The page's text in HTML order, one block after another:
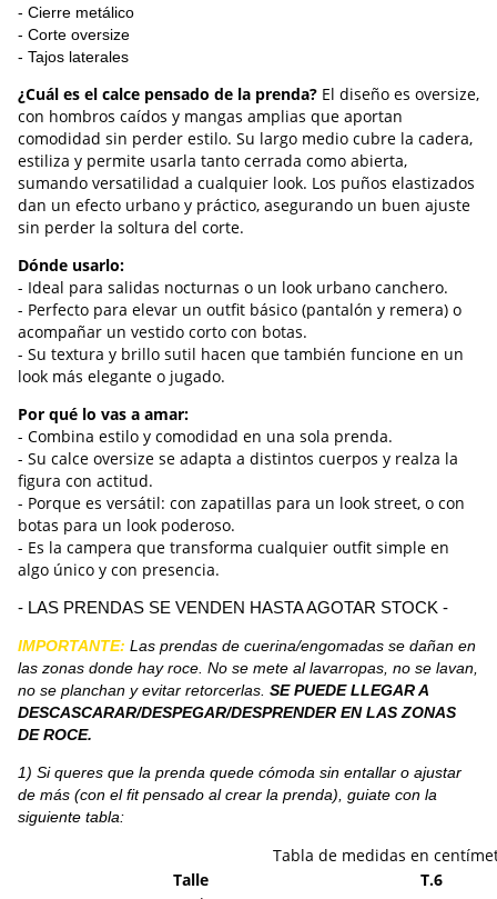
- Cierre metálico
- Corte oversize
- Tajos laterales
¿Cuál es el calce pensado de la prenda? El diseño es oversize,
con hombros caídos y mangas amplias que aportan
comodidad sin perder estilo. Su largo medio cubre la cadera,
estiliza y permite usarla tanto cerrada como abierta,
sumando versatilidad a cualquier look. Los puños elastizados
dan un efecto urbano y práctico, asegurando un buen ajuste
sin perder la soltura del corte.
Dónde usarlo:
- Ideal para salidas nocturnas o un look urbano canchero.
- Perfecto para elevar un outfit básico (pantalón y remera) o
acompañar un vestido corto con botas.
- Su textura y brillo sutil hacen que también funcione en un
look más elegante o jugado.
Por qué lo vas a amar:
- Combina estilo y comodidad en una sola prenda.
- Su calce oversize se adapta a distintos cuerpos y realza la
figura con actitud.
- Porque es versátil: con zapatillas para un look street, o con
botas para un look poderoso.
- Es la campera que transforma cualquier outfit simple en
algo único y con presencia.
- LAS PRENDAS SE VENDEN HASTA AGOTAR STOCK -
IMPORTANTE: Las prendas de cuerina/engomadas se dañan en
las zonas donde hay roce. No se mete al lavarropas, no se lavan,
no se planchan y evitar retorcerlas. SE PUEDE LLEGAR A
DESCASCARAR/DESPEGAR/DESPRENDER EN LAS ZONAS
DE ROCE.
1) Si queres que la prenda quede cómoda sin entallar o ajustar
de más (con el fit pensado al crear la prenda), guiate con la
siguiente tabla:
Tabla de medidas en
Talle
T.6